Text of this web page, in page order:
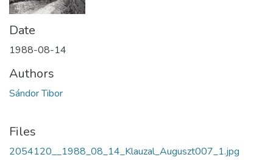
Date
1988-08-14
Authors
Sándor Tibor
Files
2054120__1988_08_14_Klauzal_Auguszt007_1.jpg